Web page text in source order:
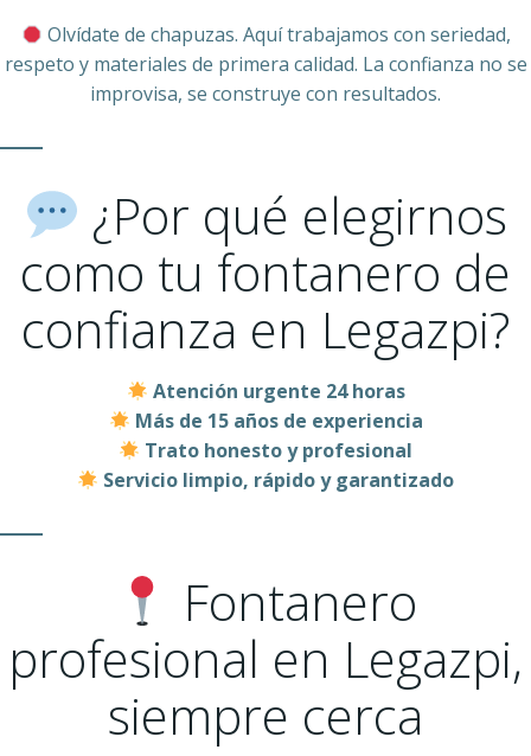
Olvídate de chapuzas. Aquí trabajamos con seriedad,
respeto y materiales de primera calidad. La confianza no se
improvisa, se construye con resultados.
¿Por qué elegirnos
como tu fontanero de
confianza en Legazpi?
Atención urgente 24 horas
Más de 15 años de experiencia
Trato honesto y profesional
Servicio limpio, rápido y garantizado
Fontanero
profesional en Legazpi,
siempre cerca